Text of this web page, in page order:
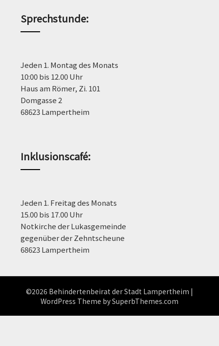
Sprechstunde:
Jeden 1. Montag des Monats
10:00 bis 12.00 Uhr
Haus am Römer, Zi. 101
Domgasse 2
68623 Lampertheim
Inklusionscafé:
Jeden 1. Freitag des Monats
15.00 bis 17.00 Uhr
Notkirche der Lukasgemeinde
gegenüber der Zehntscheune
68623 Lampertheim
©2026 Behindertenbeirat der Stadt Lampertheim |
WordPress Theme bySuperbThemes.com